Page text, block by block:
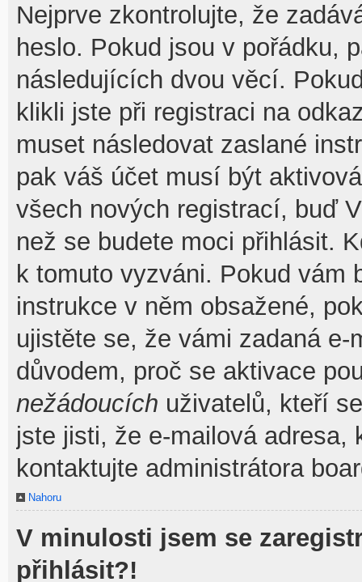
Nejprve zkontrolujte, že
heslo. Pokud jsou v pořádku,
následujících dvou věcí.
klikli jste při registraci na
muset následovat zaslané
pak váš účet musí být
všech nových registrací, buď
než se budete moci přihlásit.
k tomuto vyzváni. Pokud vám
instrukce v něm obsažené,
ujistěte se, že vámi zadaná
důvodem, proč se aktivace
nežádoucích uživatelů, kteří
jste jisti, že e-mailová adresa,
kontaktujte administrátora
Nahoru
V minulosti jsem se
přihlásit?!